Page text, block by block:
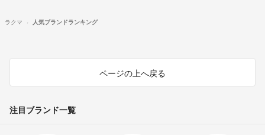
ラクマ 人気ブランドランキング
ページの上へ戻る
注目ブランド一覧